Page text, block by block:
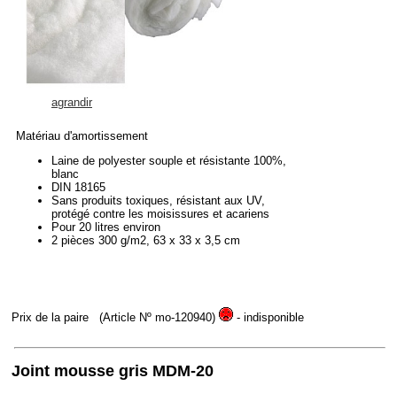
agrandir
Matériau d'amortissement
Laine de polyester souple et résistante 100%,
blanc
DIN 18165
Sans produits toxiques, résistant aux UV,
protégé contre les moisissures et acariens
Pour 20 litres environ
2 pièces 300 g/m2, 63 x 33 x 3,5 cm
Prix de la paire (Article Nº mo-120940) - indisponible
Joint mousse gris MDM-20